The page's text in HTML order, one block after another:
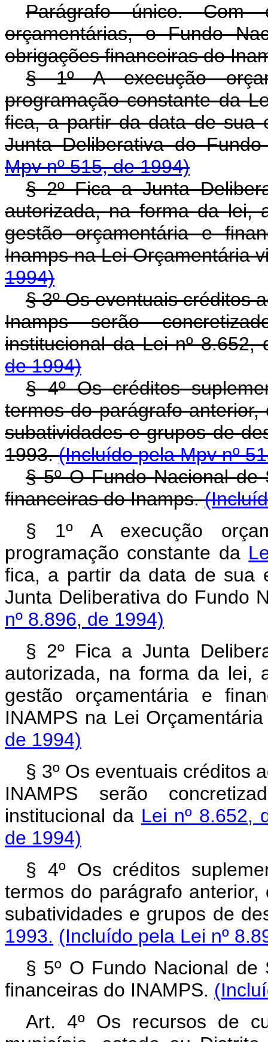
Parágrafo único. Com
orçamentárias, o Fundo
obrigações financeiras do
§ 1º A execução
programação constante da
fica, a partir da data de sua
Junta Deliberativa do
Mpv nº 515, de 1994)
§ 2º Fica a Junta
autorizada, na forma da lei,
gestão orçamentária e
Inamps na Lei Orçamentária
1994)
§ 3º Os eventuais créditos
Inamps serão
institucional da Lei nº
de 1994)
§ 4º Os créditos
termos do parágrafo
subatividades e grupos de
1993.(Incluído pela Mpv nº
§ 5º O Fundo Nacional de
financeiras do Inamps.
§ 1º A execução
programação constante da
fica, a partir da data de sua
Junta Deliberativa do Fundo
nº 8.896, de 1994)
§ 2º Fica a Junta
autorizada, na forma da lei,
gestão orçamentária e
INAMPS na Lei
de 1994)
§ 3º Os eventuais créditos
INAMPS serão
institucional da Lei nº 8.652,
de 1994)
§ 4º Os créditos
termos do parágrafo
subatividades e grupos de
1993. (Incluído pela Lei nº
§ 5º O Fundo Nacional de
financeiras do INAMPS.
Art.
4º Os recursos de